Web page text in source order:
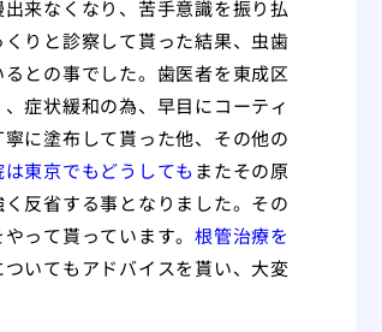
来なくなり、苦手意識を振り払
りと診察して貰った結果、虫歯
との事でした。歯医者を東成区
症状緩和の為、早目にコーティ
に塗布して貰った他、その他の
東京でもどうしても またその原
反省する事となりました。その
って貰っています。 根管治療を
いてもアドバイスを貰い、大変